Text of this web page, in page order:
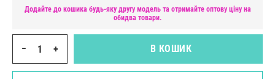
Додайте до кошика будь-яку другу модель та отримайте оптову ціну на
обидва товари.
− + В КОШИК